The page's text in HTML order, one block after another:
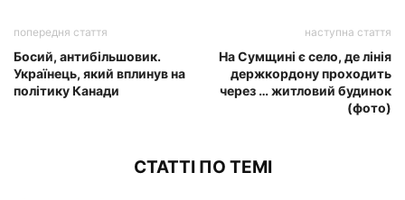
попередня стаття
Босий, антибільшовик.
Українець, який вплинув на
політику Канади
наступна стаття
На Сумщині є село, де лінія
держкордону проходить
через … житловий будинок
(фото)
СТАТТІ ПО ТЕМІ